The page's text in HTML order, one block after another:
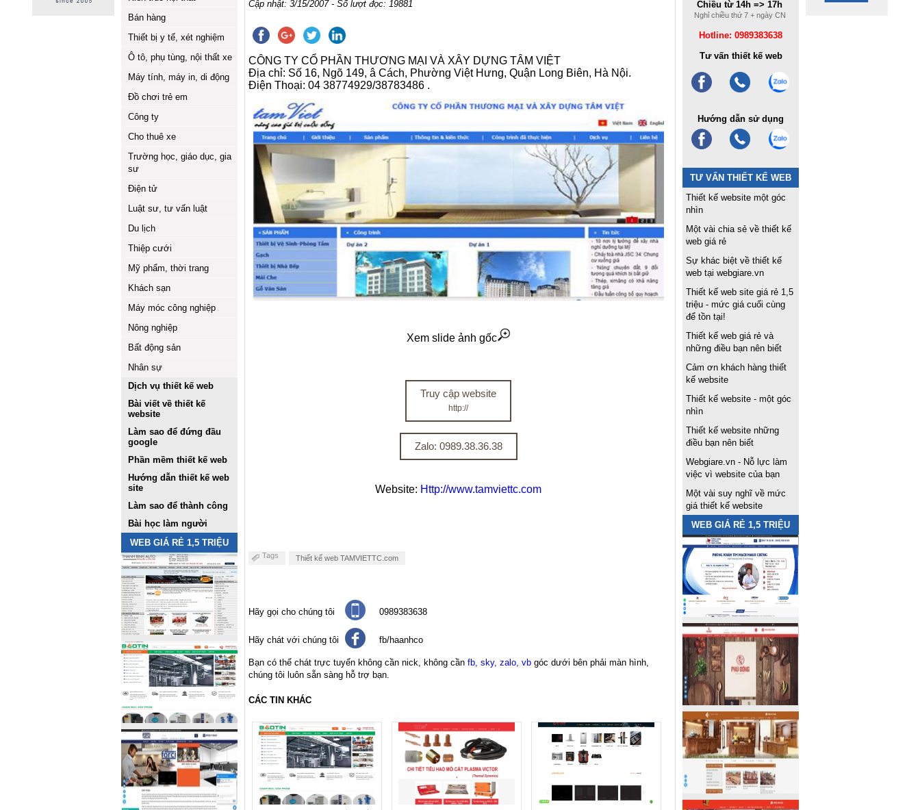
Bán hàng
Thiết bị y tế, xét nghiệm
Ô tô, phụ tùng, nội thất xe
Máy tính, máy in, di động
Đồ chơi trẻ em
Công ty
Cho thuê xe
Trường học, giáo dục, gia
sư
Điện tử
Luật sư, tư vấn luật
Du lịch
Thiệp cưới
Mỹ phẩm, thời trang
Khách sạn
Máy móc công nghiệp
Nông nghiệp
Bất động sản
Nhân sự
Dịch vụ thiết kế web
Bài viết về thiết kế
website
Làm sao để đứng đầu
google
Phần mềm thiết kế web
Hướng dẫn thiết kế web
site
Làm sao để thành công
Bài học làm người
WEB GIÁ RẺ 1,5 TRIỆU
Cập nhật: 3/15/2007 - Số lượt đọc: 19881
CÔNG TY CỔ PHẦN THƯƠNG MẠI VÀ XÂY DỰNG TÂM VIỆT
Địa chỉ: Số 16, Ngõ 149, â Cách, Phường Việt Hưng, Quận Long Biên, Hà Nội.
Điện Thoại: 04 38774929/38783486 .
Xem slide ảnh gốc
Truy cập website
http://
Zalo: 0989.38.36.38
Website: Http://www.tamviettc.com
Tags Thiết kế web TAMVIETTC.com
Hãy gọi cho chúng tôi 0989383638
Hãy chát với chúng tôi fb/haanhco
Bạn có thể chát trực tuyến không cần nick, không cần fb, sky, zalo, vb góc dưới bên phải màn hình,
chúng tôi luôn sẵn sàng hỗ trợ bạn.
CÁC TIN KHÁC
Chiều từ 14h => 17h
Nghỉ chiều thứ 7 + ngày CN
Hotline: 0989383638
Tư vấn thiết kế web
Hướng dẫn sử dụng
TƯ VẤN THIẾT KẾ WEB
Thiết kế website một góc
nhìn
Một vài chia sẻ về thiết kế
web giá rẻ
Sự khác biệt về thiết kế
web tại webgiare.vn
Thiết kế web site giá rẻ 1,5
triệu - mức giá cuối cùng
để tồn tại!
Thiết kế web giá rẻ và
những điều bạn nên biết
Cảm ơn khách hàng thiết
kế website
Thiết kế website - một góc
nhìn
Thiết kế website những
điều bạn nên biết
Webgiare.vn - Nỗ lực làm
việc vì website của bạn
Một vài suy nghĩ về mức
giá thiết kế website
WEB GIÁ RẺ 1,5 TRIỆU